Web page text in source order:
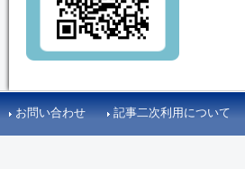
お問い合わせ 記事二次利用について